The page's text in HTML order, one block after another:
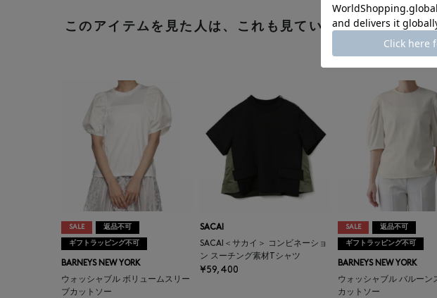
このアイテムを見た人は、これも見ています
SALE 返品不可
ギフトラッピング不可
BARNEYS NEW YORK
ウォッシャブル ボリュームスリー
ブカットソー
SACAI
SACAI＜サカイ＞ コンビネーショ
ン スーチング素材Tシャツ
¥59,400
SALE 返品不可
ギフトラッピング不可
BARNEYS NEW YORK
ウォッシャブル バルーン
カットソー